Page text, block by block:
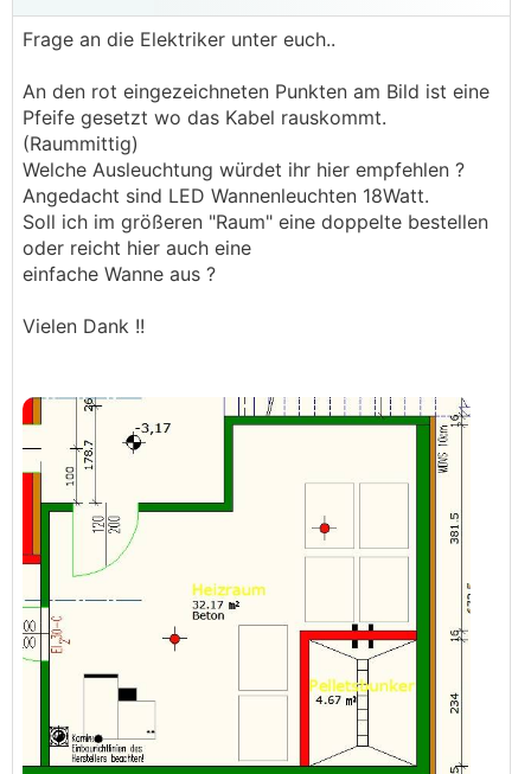
Frage an die Elektriker unter euch..
An den rot eingezeichneten Punkten am Bild ist eine
Pfeife gesetzt wo das Kabel rauskommt.
(Raummittig)
Welche Ausleuchtung würdet ihr hier empfehlen ?
Angedacht sind LED Wannenleuchten 18Watt.
Soll ich im größeren "Raum" eine doppelte bestellen
oder reicht hier auch eine
einfache Wanne aus ?
Vielen Dank !!